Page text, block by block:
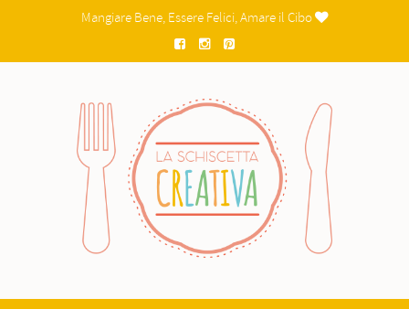
Mangiare Bene, Essere Felici, Amare il Cibo 